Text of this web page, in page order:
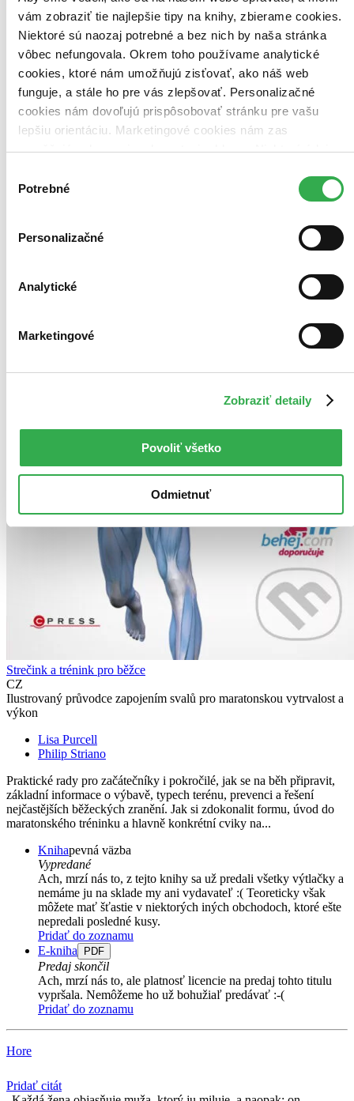
vám zobraziť tie najlepšie tipy na knihy, zbierame cookies.
Niektoré sú naozaj potrebné a bez nich by naša stránka
vôbec nefungovala. Okrem toho používame analytické
cookies, ktoré nám umožňujú zisťovať, ako náš web
funguje, a stále ho pre vás zlepšovať. Personalizačné
cookies nám dovoľujú prispôsobovať stránku pre vašu
lepšiu orientáciu. Marketingové cookies nám zas
umožňujú zobrazenie relevantnej reklamy. Niektoré údaje
keby sme mohli používať všetky tieto cookies. Ďakujeme!
súhlasu
Potrebné
Personalizačné
Analytické
Marketingové
Zobraziť detaily
Povoliť všetko
Odmietnuť
Top hodnotené
Novinky
Najdrahšie
Najlacnejšie
Najvyššia zľava
Použité filtre
Zrušiť filtre
V českom jazyku
Strečink a trénink pro běžce
CZ
Ilustrovaný průvodce zapojením svalů pro maratonskou vytrvalost a
výkon
Lisa Purcell
Philip Striano
Praktické rady pro začátečníky i pokročilé, jak se na běh připravit,
základní informace o výbavě, typech terénu, prevenci a řešení
nejčastějších běžeckých zranění. Jak si zdokonalit formu, úvod do
maratonského tréninku a hlavně konkrétní cviky na...
Knihapevná väzba
Vypredané
Ach, mrzí nás to, z tejto knihy sa už predali všetky výtlačky a
nemáme ju na sklade my ani vydavateľ :( Teoreticky však
môžete mať šťastie v niektorých iných obchodoch, ktoré ešte
nepredali posledné kusy.
Pridať do zoznamu
E-kniha
PDF
Predaj skončil
Ach, mrzí nás to, ale platnosť licencie na predaj tohto titulu
vypršala. Nemôžeme ho už bohužiaľ predávať :-(
Pridať do zoznamu
Hore
Pridať citát